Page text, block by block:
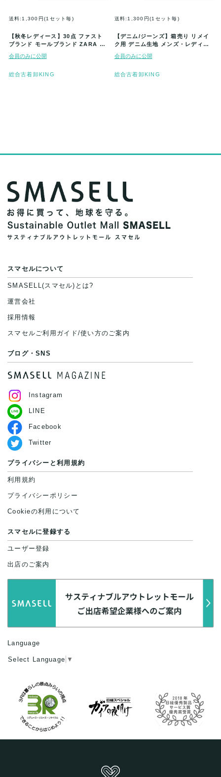
送料:1,300円(1セット毎)
【秋冬レディース】30点 ファスト
ブランド モールブランド ZARA ザ
会員のみに公開
総合古着卸KING
送料:1,300円(1セット毎)
【デニム/ジーンズ】箱売り リメイ
ク用 デニム生地 メンズ・レディー
会員のみに公開
総合古着卸KING
スマセルについて
SMASELL(スマセル)とは?
運営会社
採用情報
スマセルご利用ガイド/使い方のご案内
ブログ・SNS
Instagram
LINE
Facebook
Twitter
プライバシーと利用規約
利用規約
プライバシーポリシー
Cookieの利用について
スマセルに登録する
ユーザー登録
出店のご案内
Language
Select Language ▼